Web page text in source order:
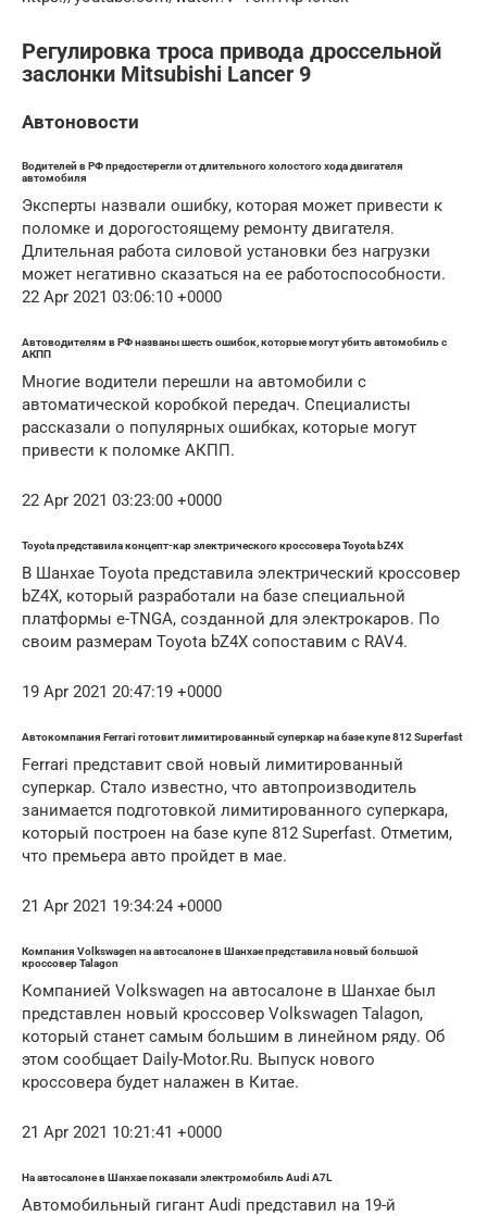
Регулировка троса привода дроссельной
заслонки Mitsubishi Lancer 9
Автоновости
Водителей в РФ предостерегли от длительного холостого хода двигателя
автомобиля
Эксперты назвали ошибку, которая может привести к
поломке и дорогостоящему ремонту двигателя.
Длительная работа силовой установки без нагрузки
может негативно сказаться на ее работоспособности.
22 Apr 2021 03:06:10 +0000
Автоводителям в РФ названы шесть ошибок, которые могут убить автомобиль с
АКПП
Многие водители перешли на автомобили с
автоматической коробкой передач. Специалисты
рассказали о популярных ошибках, которые могут
привести к поломке АКПП.
22 Apr 2021 03:23:00 +0000
Toyota представила концепт-кар электрического кроссовера Toyota bZ4X
В Шанхае Toyota представила электрический кроссовер
bZ4X, который разработали на базе специальной
платформы e-TNGA, созданной для электрокаров. По
своим размерам Toyota bZ4X сопоставим с RAV4.
19 Apr 2021 20:47:19 +0000
Автокомпания Ferrari готовит лимитированный суперкар на базе купе 812 Superfast
Ferrari представит свой новый лимитированный
суперкар. Стало известно, что автопроизводитель
занимается подготовкой лимитированного суперкара,
который построен на базе купе 812 Superfast. Отметим,
что премьера авто пройдет в мае.
21 Apr 2021 19:34:24 +0000
Компания Volkswagen на автосалоне в Шанхае представила новый большой
кроссовер Talagon
Компанией Volkswagen на автосалоне в Шанхае был
представлен новый кроссовер Volkswagen Talagon,
который станет самым большим в линейном ряду. Об
этом сообщает Daily-Motor.Ru. Выпуск нового
кроссовера будет налажен в Китае.
21 Apr 2021 10:21:41 +0000
На автосалоне в Шанхае показали электромобиль Audi A7L
Автомобильный гигант Audi представил на 19-й